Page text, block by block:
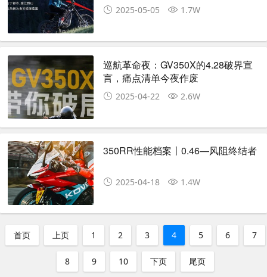
2025-05-05 1.7W
巡航革命夜：GV350X的4.28破界宣
言，痛点清单今夜作废
2025-04-22 2.6W
350RR性能档案丨0.46—风阻终结者
2025-04-18 1.4W
首页 上页 1 2 3 4 5 6 7
8 9 10 下页 尾页